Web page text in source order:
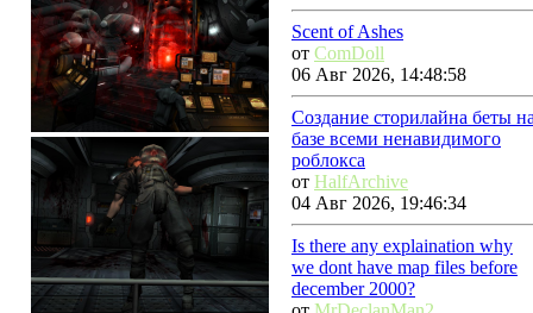
Scent of Ashes
от ComDoll
06 Авг 2026, 14:48:58
Создание сторилайна беты
базе всеми ненавидимого
роблокса
от HalfArchive
04 Авг 2026, 19:46:34
Is there any explaination why
we dont have map files before
december 2000?